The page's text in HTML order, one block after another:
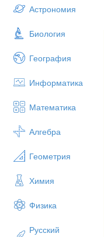
Астрономия
Биология
География
Информатика
Математика
Алгебра
Геометрия
Химия
Физика
Русский